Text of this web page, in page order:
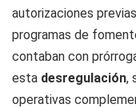
autorizaciones
programas de
contaban con
esta desregulación,
operativas